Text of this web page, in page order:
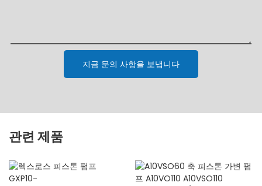
지금 문의 사항을 보냅니다
관련 제품